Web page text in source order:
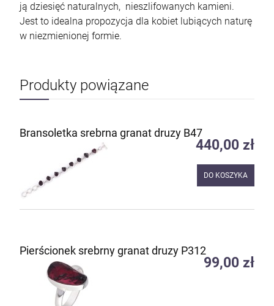
ją dziesięć naturalnych, nieszlifowanych kamieni.
Jest to idealna propozycja dla kobiet lubiących naturę
w niezmienionej formie.
Produkty powiązane
Bransoletka srebrna granat druzy B47
440,00 zł
DO KOSZYKA
Pierścionek srebrny granat druzy P312
99,00 zł